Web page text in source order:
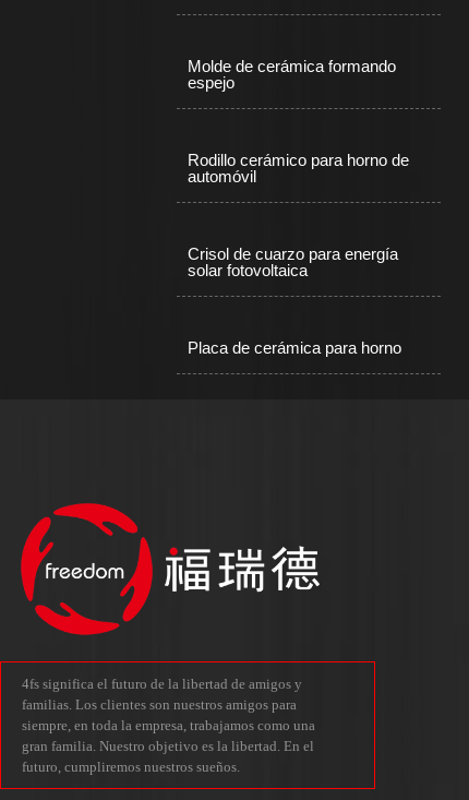
Molde de cerámica formando
espejo
Rodillo cerámico para horno de
automóvil
Crisol de cuarzo para energía
solar fotovoltaica
Placa de cerámica para horno
4fs significa el futuro de la libertad de amigos y
familias. Los clientes son nuestros amigos para
siempre, en toda la empresa, trabajamos como una
gran familia. Nuestro objetivo es la libertad. En el
futuro, cumpliremos nuestros sueños.